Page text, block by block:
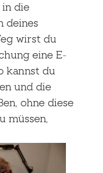
die
deines
wirst du
eine E-
kannst du
und die
ohne diese
müssen,